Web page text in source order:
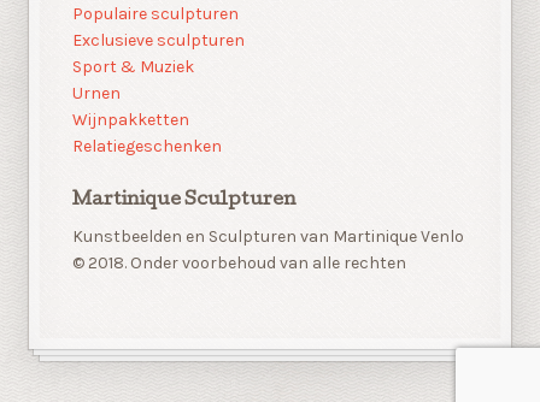
Populaire sculpturen
Exclusieve sculpturen
Sport & Muziek
Urnen
Wijnpakketten
Relatiegeschenken
Martinique Sculpturen
Kunstbeelden en Sculpturen van Martinique Venlo
© 2018. Onder voorbehoud van alle rechten